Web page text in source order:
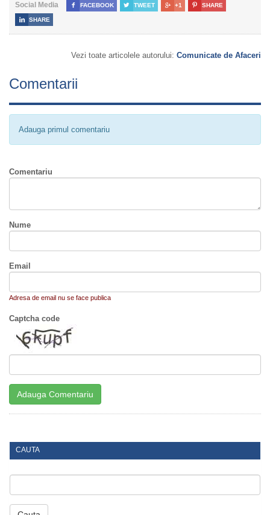
Social Media  FACEBOOK  TWEET  +1  SHARE
 SHARE
Vezi toate articolele autorului: Comunicate de Afaceri
Comentarii
Adauga primul comentariu
Comentariu
Nume
Email
Adresa de email nu se face publica
Captcha code
CAUTA